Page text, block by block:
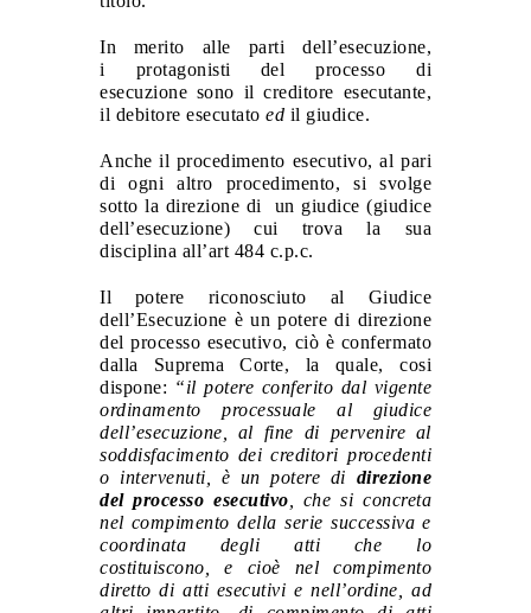
In merito alle parti dell’esecuzione,
i protagonisti
del processo di
esecuzione sono ilcreditore esecutante,
il debitore esecutato ed il giudice.
Anche il procedimento esecutivo, al pari
di ogni altro procedimento, si svolge
sotto la direzione di un giudice (giudice
dell’esecuzione) cui trova la sua
disciplina all’art 484 c.p.c.
Il potere riconosciuto al Giudice
dell’Esecuzione è un potere di direzione
del processo esecutivo, ciò è confermato
dalla Suprema Corte, la quale, cosi
dispone: “il potere conferito dal vigente
ordinamento processuale al giudice
dell’esecuzione, al fine di pervenire al
soddisfacimento dei creditori procedenti
o intervenuti, è un potere di direzione
del processo esecutivo , che si concreta
nel compimento della serie successiva e
coordinata degli atti che lo
costituiscono, e cioè nel compimento
diretto di atti esecutivi e nell’ordine, ad